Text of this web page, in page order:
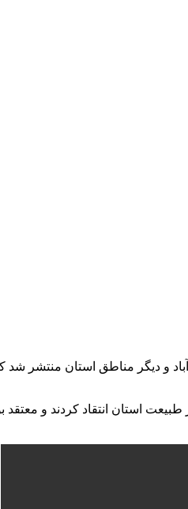
و دیگر مناطق استان منتشر شد
استان انتقاد کردند و معتقد